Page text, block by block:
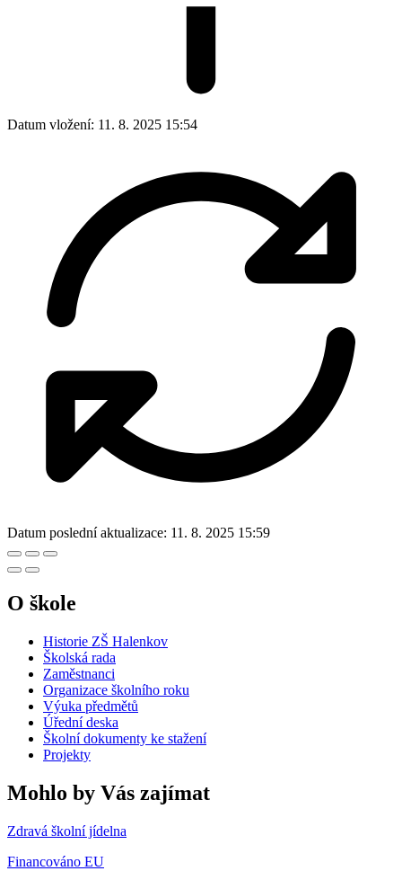
Datum vložení: 11. 8. 2025 15:54
Datum poslední aktualizace: 11. 8. 2025 15:59
O škole
Historie ZŠ Halenkov
Školská rada
Zaměstnanci
Organizace školního roku
Výuka předmětů
Úřední deska
Školní dokumenty ke stažení
Projekty
Mohlo by Vás zajímat
Zdravá školní jídelna
Financováno EU